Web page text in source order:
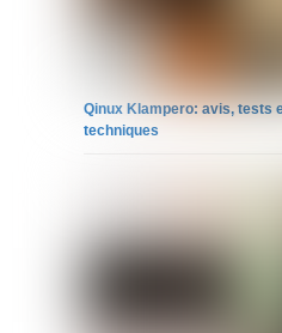
Qinux Klampero: avis, tests
techniques